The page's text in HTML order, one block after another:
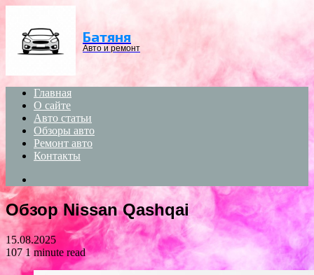
Батяня
Авто и ремонт
Главная
О сайте
Авто статьи
Обзоры авто
Ремонт авто
Контакты
for
Обзор Nissan Qashqai
15.08.2025
107 1 minute read